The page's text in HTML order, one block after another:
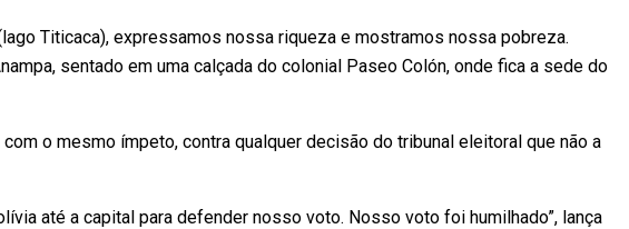
Titicaca), expressamos nossa riqueza e mostramos nossa pobreza.
sentado em uma calçada do colonial Paseo Colón, onde fica a sede do
o mesmo ímpeto, contra qualquer decisão do tribunal eleitoral que não a
até a capital para defender nosso voto. Nosso voto foi humilhado”, lança